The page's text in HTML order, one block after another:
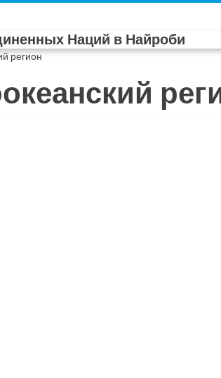
Наций в Найроби
регион